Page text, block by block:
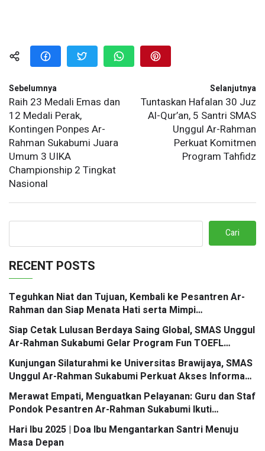
Sebelumnya
Raih 23 Medali Emas dan
12 Medali Perak,
Kontingen Ponpes Ar-
Rahman Sukabumi Juara
Umum 3 UIKA
Championship 2 Tingkat
Nasional
Selanjutnya
Tuntaskan Hafalan 30 Juz
Al-Qur’an, 5 Santri SMAS
Unggul Ar-Rahman
Perkuat Komitmen
Program Tahfidz
Cari
RECENT POSTS
Teguhkan Niat dan Tujuan, Kembali ke Pesantren Ar-
Rahman dan Siap Menata Hati serta Mimpi
Berbingkaikan Doa
Siap Cetak Lulusan Berdaya Saing Global, SMAS Unggul
Ar-Rahman Sukabumi Gelar Program Fun TOEFL
Preparation Kolaborasi Santri Mengglobal
Kunjungan Silaturahmi ke Universitas Brawijaya, SMAS
Unggul Ar-Rahman Sukabumi Perkuat Akses Informasi
Jalur Masuk PTN
Merawat Empati, Menguatkan Pelayanan: Guru dan Staf
Pondok Pesantren Ar-Rahman Sukabumi Ikuti
Workshop Mastering Service Excellence
Hari Ibu 2025 | Doa Ibu Mengantarkan Santri Menuju
Masa Depan